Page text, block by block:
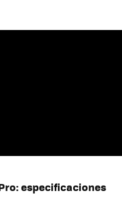
especificaciones